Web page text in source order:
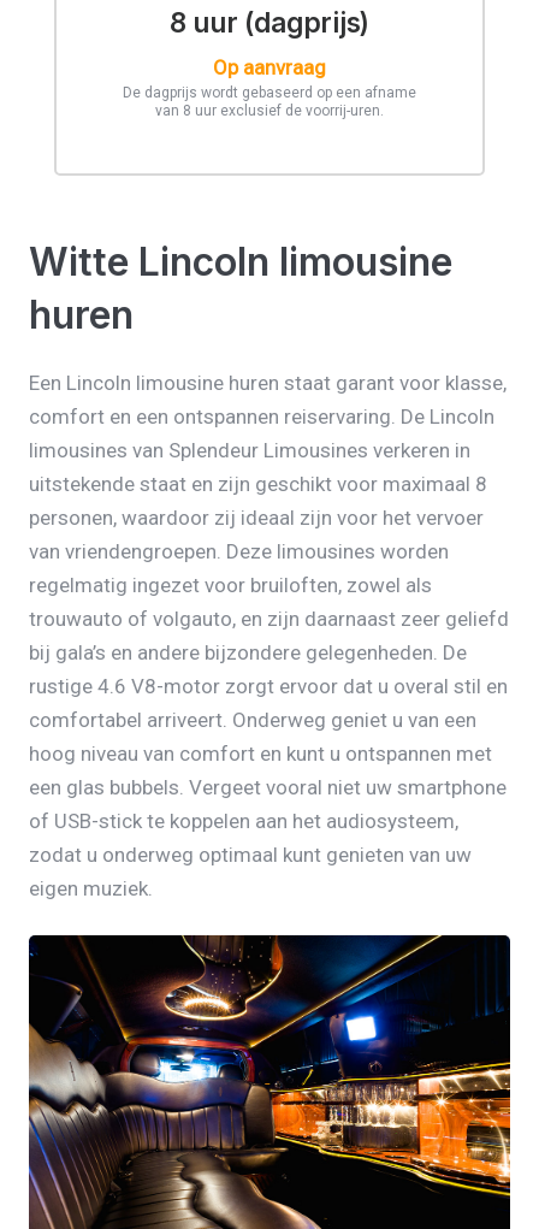
8 uur (dagprijs)
Op aanvraag
De dagprijs wordt gebaseerd op een afname
van 8 uur exclusief de voorrij-uren.
Witte Lincoln limousine
huren
Een Lincoln limousine huren staat garant voor klasse,
comfort en een ontspannen reiservaring. De Lincoln
limousines van Splendeur Limousines verkeren in
uitstekende staat en zijn geschikt voor maximaal 8
personen, waardoor zij ideaal zijn voor het vervoer
van vriendengroepen. Deze limousines worden
regelmatig ingezet voor bruiloften, zowel als
trouwauto of volgauto, en zijn daarnaast zeer geliefd
bij gala’s en andere bijzondere gelegenheden. De
rustige 4.6 V8-motor zorgt ervoor dat u overal stil en
comfortabel arriveert. Onderweg geniet u van een
hoog niveau van comfort en kunt u ontspannen met
een glas bubbels. Vergeet vooral niet uw smartphone
of USB-stick te koppelen aan het audiosysteem,
zodat u onderweg optimaal kunt genieten van uw
eigen muziek.